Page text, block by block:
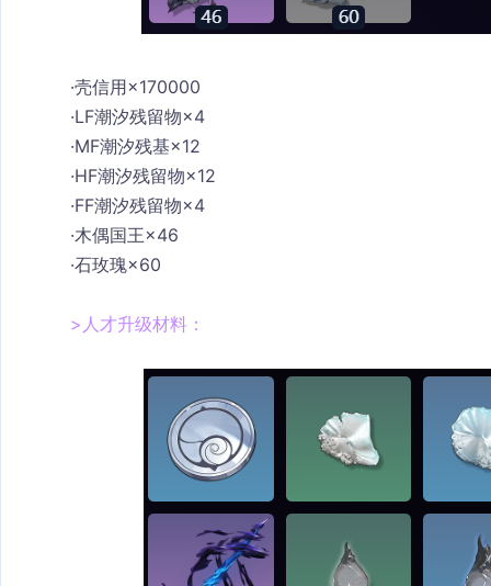
·壳信用×170000
·LF潮汐残留物×4
·MF潮汐残基×12
·HF潮汐残留物×12
·FF潮汐残留物×4
·木偶国王×46
·石玫瑰×60
> 人才升级材料：